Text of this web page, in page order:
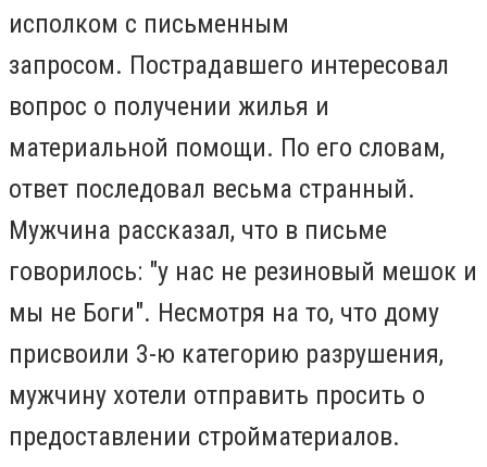
исполком с письменным
запросом. Пострадавшего интересовал
вопрос о получении жилья и
материальной помощи. По его словам,
ответ последовал весьма странный.
Мужчина рассказал, что в письме
говорилось: "у нас не резиновый мешок и
мы не Боги". Несмотря на то, что дому
присвоили 3-ю категорию разрушения,
мужчину хотели отправить просить о
предоставлении стройматериалов.